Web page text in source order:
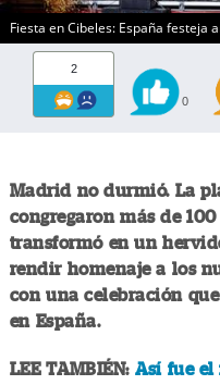
Fiesta en Cibeles: España festeja
2
0
Madrid no durmió. La
congregaron más de
transformó en un
rendir homenaje a los
con una celebración
en España.
LEE TAMBIÉN: Así fue el